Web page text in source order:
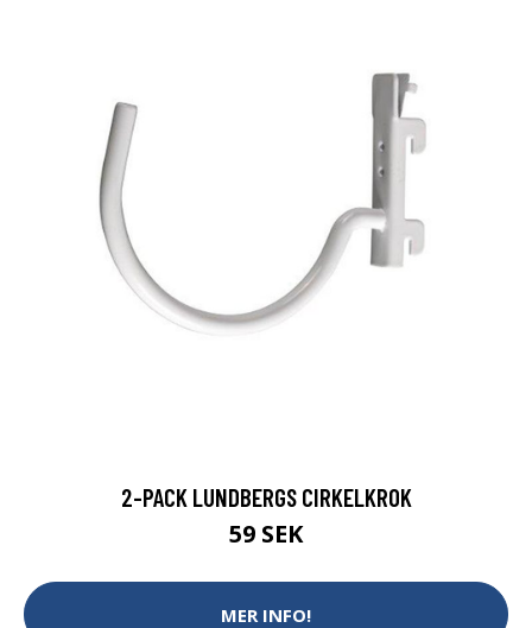
2-PACK LUNDBERGS CIRKELKROK
59 SEK
MER INFO!